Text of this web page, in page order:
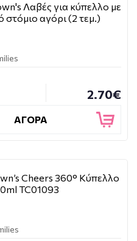
Λαβές για κύπελλο με
στόμιο αγόρι (2 τεμ.)
2.70€
ΑΓΟΡΑ
Cheers 360° Κύπελλο
TC01093